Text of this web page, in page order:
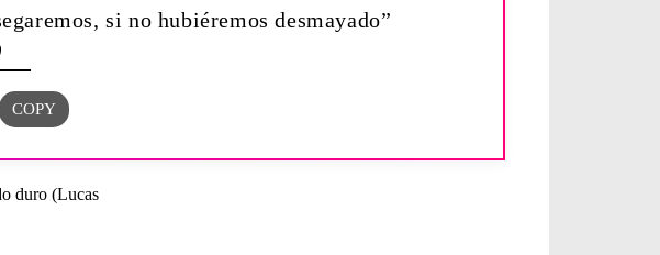
si no hubiéremos desmayado”